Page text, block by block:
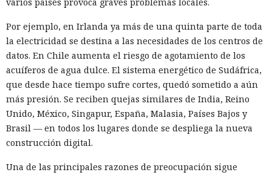
Por ejemplo, en Irlanda ya más de una quinta parte de toda
la electricidad se destina a las necesidades de los centros de
datos. En Chile aumenta el riesgo de agotamiento de los
acuíferos de agua dulce. El sistema energético de Sudáfrica,
que desde hace tiempo sufre cortes, quedó sometido a aún
más presión. Se reciben quejas similares de India, Reino
Unido, México, Singapur, España, Malasia, Países Bajos y
Brasil — en todos los lugares donde se despliega la nueva
construcción digital.
Una de las principales razones de preocupación sigue